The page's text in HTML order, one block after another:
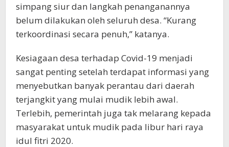
simpang siur dan langkah penanganannya
belum dilakukan oleh seluruh desa. “Kurang
terkoordinasi secara penuh,” katanya.
Kesiagaan desa terhadap Covid-19 menjadi
sangat penting setelah terdapat informasi yang
menyebutkan banyak perantau dari daerah
terjangkit yang mulai mudik lebih awal.
Terlebih, pemerintah juga tak melarang kepada
masyarakat untuk mudik pada libur hari raya
idul fitri 2020.